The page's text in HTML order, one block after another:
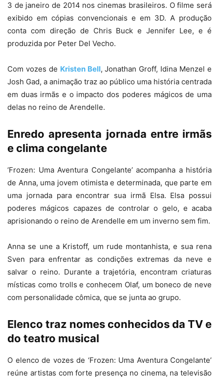
3 de janeiro de 2014 nos cinemas brasileiros. O filme será
exibido em cópias convencionais e em 3D. A produção
conta com direção de Chris Buck e Jennifer Lee, e é
produzida por Peter Del Vecho.
Com vozes de Kristen Bell, Jonathan Groff, Idina Menzel e
Josh Gad, a animação traz ao público uma história centrada
em duas irmãs e o impacto dos poderes mágicos de uma
delas no reino de Arendelle.
Enredo apresenta jornada entre irmãs
e clima congelante
‘Frozen: Uma Aventura Congelante’ acompanha a história
de Anna, uma jovem otimista e determinada, que parte em
uma jornada para encontrar sua irmã Elsa. Elsa possui
poderes mágicos capazes de controlar o gelo, e acaba
aprisionando o reino de Arendelle em um inverno sem fim.
Anna se une a Kristoff, um rude montanhista, e sua rena
Sven para enfrentar as condições extremas da neve e
salvar o reino. Durante a trajetória, encontram criaturas
místicas como trolls e conhecem Olaf, um boneco de neve
com personalidade cômica, que se junta ao grupo.
Elenco traz nomes conhecidos da TV e
do teatro musical
O elenco de vozes de ‘Frozen: Uma Aventura Congelante’
reúne artistas com forte presença no cinema, na televisão